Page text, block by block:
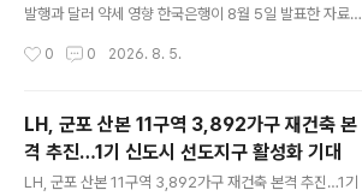
보유액 대비 약 3.5% 비중을 차지해 세계 41위에 머무르
톤)에 비해 훨씬 적은 규모로, 비중을 7% 수준으로 끌어올
발행과 달러 약세 영향 한국은행이 8월 5일 발표한 자료에
9억 5,000만 달러로 한 달 전보다 5억 9,000만 달러 증
외환보유액 순위도 지난 7월 13위에서 10위로 크게 상승
했습니다. 이번 외환보유액 증가는 정부가 새로 발행한 외
평채와 한국은행의 외화자산 운용 수익 증가, 그리고 최근
달러 가치 하락에 따른 보유 자산들의 달러 환산 가치 상승
0 0 2026. 8. 5.
LH, 군포 산본 11구역 3,892가구 재건축 본
격 추진…1기 신도시 선도지구 활성화 기대
LH, 군포 산본 11구역 3,892가구 재건축 본격 추진…1기